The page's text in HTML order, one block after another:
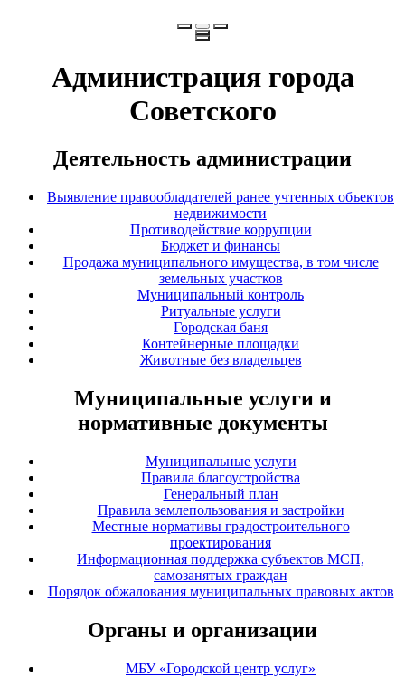
Администрация города
Советского
Деятельность администрации
Выявление правообладателей ранее учтенных объектов
недвижимости
Противодействие коррупции
Бюджет и финансы
Продажа муниципального имущества, в том числе
земельных участков
Муниципальный контроль
Ритуальные услуги
Городская баня
Контейнерные площадки
Животные без владельцев
Муниципальные услуги и
нормативные документы
Муниципальные услуги
Правила благоустройства
Генеральный план
Правила землепользования и застройки
Местные нормативы градостроительного
проектирования
Информационная поддержка субъектов МСП,
самозанятых граждан
Порядок обжалования муниципальных правовых актов
Органы и организации
МБУ «Городской центр услуг»